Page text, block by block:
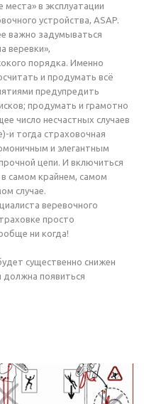
в эксплуатации
устройства, ASAP.
важно задумываться
веревки»,
порядка. Именно
и продумать всё
предупредить
продумать и грамотно
число несчастных случаев
и тогда страховочная
и элегантным
цепи. И включиться
самом крайнем, самом
случае.
веревочного
просто
ни когда!
существенно снижен
появиться